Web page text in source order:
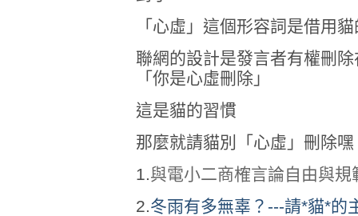
「心虛」這個形容詞是借用
聯網的設計是發言者有權刪
「你是心虛刪除」
這是貓的習慣
那麼就請貓別「心虛」刪除嘿
1.與電小二商榷言論自由與規
2.冬雨有多無辜？---請*貓*的